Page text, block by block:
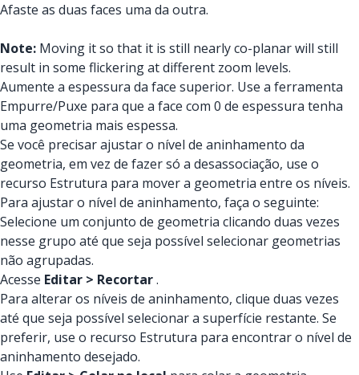
Afaste as duas faces uma da outra.
Note: Moving it so that it is still nearly co-planar will still
result in some flickering at different zoom levels.
Aumente a espessura da face superior. Use a ferramenta
Empurre/Puxe para que a face com 0 de espessura tenha
uma geometria mais espessa.
Se você precisar ajustar o nível de aninhamento da
geometria, em vez de fazer só a desassociação, use o
recurso Estrutura para mover a geometria entre os níveis.
Para ajustar o nível de aninhamento, faça o seguinte:
Selecione um conjunto de geometria clicando duas vezes
nesse grupo até que seja possível selecionar geometrias
não agrupadas.
Acesse Editar > Recortar.
Para alterar os níveis de aninhamento, clique duas vezes
até que seja possível selecionar a superfície restante. Se
preferir, use o recurso Estrutura para encontrar o nível de
aninhamento desejado.